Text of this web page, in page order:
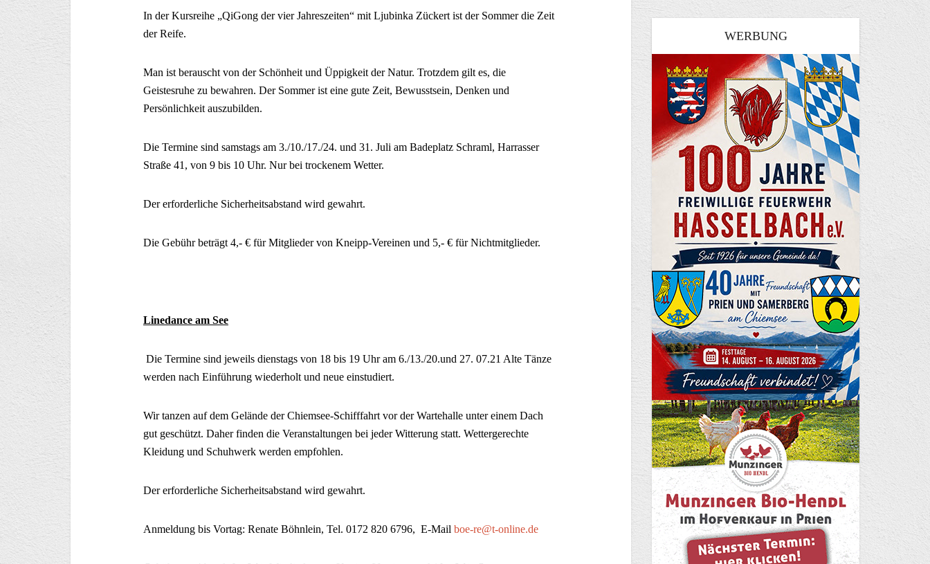
In der Kursreihe „QiGong der vier Jahreszeiten“ mit Ljubinka Zückert ist der Sommer die Zeit
der Reife.
Man ist berauscht von der Schönheit und Üppigkeit der Natur. Trotzdem gilt es, die
Geistesruhe zu bewahren. Der Sommer ist eine gute Zeit, Bewusstsein, Denken und
Persönlichkeit auszubilden.
Die Termine sind samstags am 3./10./17./24. und 31. Juli am Badeplatz Schraml, Harrasser
Straße 41, von 9 bis 10 Uhr. Nur bei trockenem Wetter.
Der erforderliche Sicherheitsabstand wird gewahrt.
Die Gebühr beträgt 4,- € für Mitglieder von Kneipp-Vereinen und 5,- € für Nichtmitglieder.
Linedance am See
Die Termine sind jeweils dienstags von 18 bis 19 Uhr am 6./13./20.und 27. 07.21 Alte Tänze
werden nach Einführung wiederholt und neue einstudiert.
Wir tanzen auf dem Gelände der Chiemsee-Schifffahrt vor der Wartehalle unter einem Dach
gut geschützt. Daher finden die Veranstaltungen bei jeder Witterung statt. Wettergerechte
Kleidung und Schuhwerk werden empfohlen.
Der erforderliche Sicherheitsabstand wird gewahrt.
Anmeldung bis Vortag: Renate Böhnlein, Tel. 0172 820 6796, E-Mail boe-re@t-online.de
WERBUNG